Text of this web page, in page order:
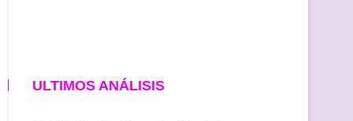
ULTIMOS ANÁLISIS